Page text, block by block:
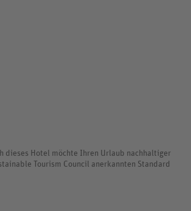
dieses Hotel möchte Ihren Urlaub nachhaltiger
Tourism Council anerkannten Standard